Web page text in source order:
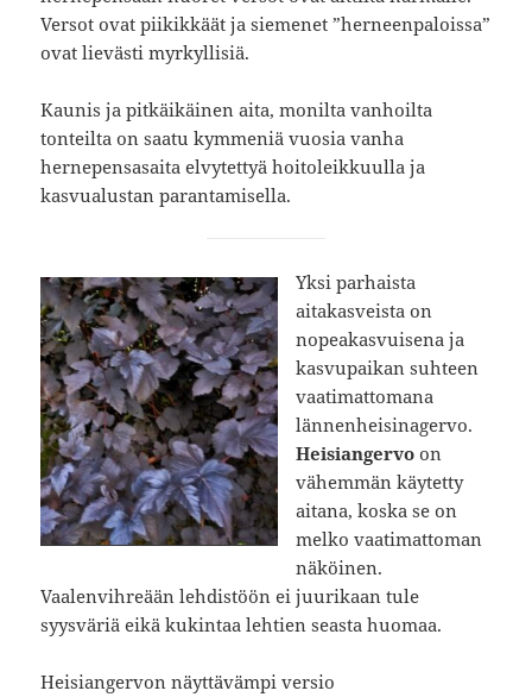
Versot ovat piikikkäät ja siemenet ”herneenpaloissa”
ovat lievästi myrkyllisiä.
Kaunis ja pitkäikäinen aita, monilta vanhoilta
tonteilta on saatu kymmeniä vuosia vanha
hernepensasaita elvytettyä hoitoleikkuulla ja
kasvualustan parantamisella.
Yksi parhaista
aitakasveista on
nopeakasvuisena ja
kasvupaikan suhteen
vaatimattomana
lännenheisinagervo.
Heisiangervo on
vähemmän käytetty
aitana, koska se on
melko vaatimattoman
näköinen.
Vaalenvihreään lehdistöön ei juurikaan tule
syysväriä eikä kukintaa lehtien seasta huomaa.
Heisiangervon näyttävämpi versio